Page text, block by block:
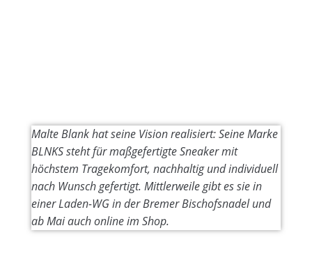
Malte Blank hat seine Vision realisiert: Seine Marke
BLNKS steht für maßgefertigte Sneaker mit
höchstem Tragekomfort, nachhaltig und individuell
nach Wunsch gefertigt. Mittlerweile gibt es sie in
einer Laden-WG in der Bremer Bischofsnadel und
ab Mai auch online im Shop.